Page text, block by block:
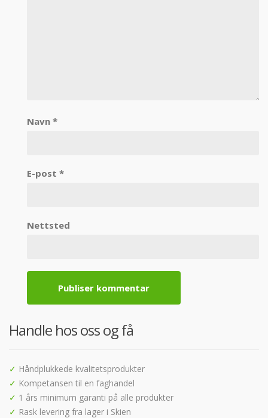
Navn *
E-post *
Nettsted
Handle hos oss og få
✓ Håndplukkede kvalitetsprodukter
✓ Kompetansen til en faghandel
✓ 1 års minimum garanti på alle produkter
✓ Rask levering fra lager i Skien